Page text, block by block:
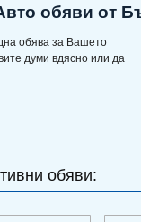
обяви от
обява за Вашето
думи вдясно или да
обяви: